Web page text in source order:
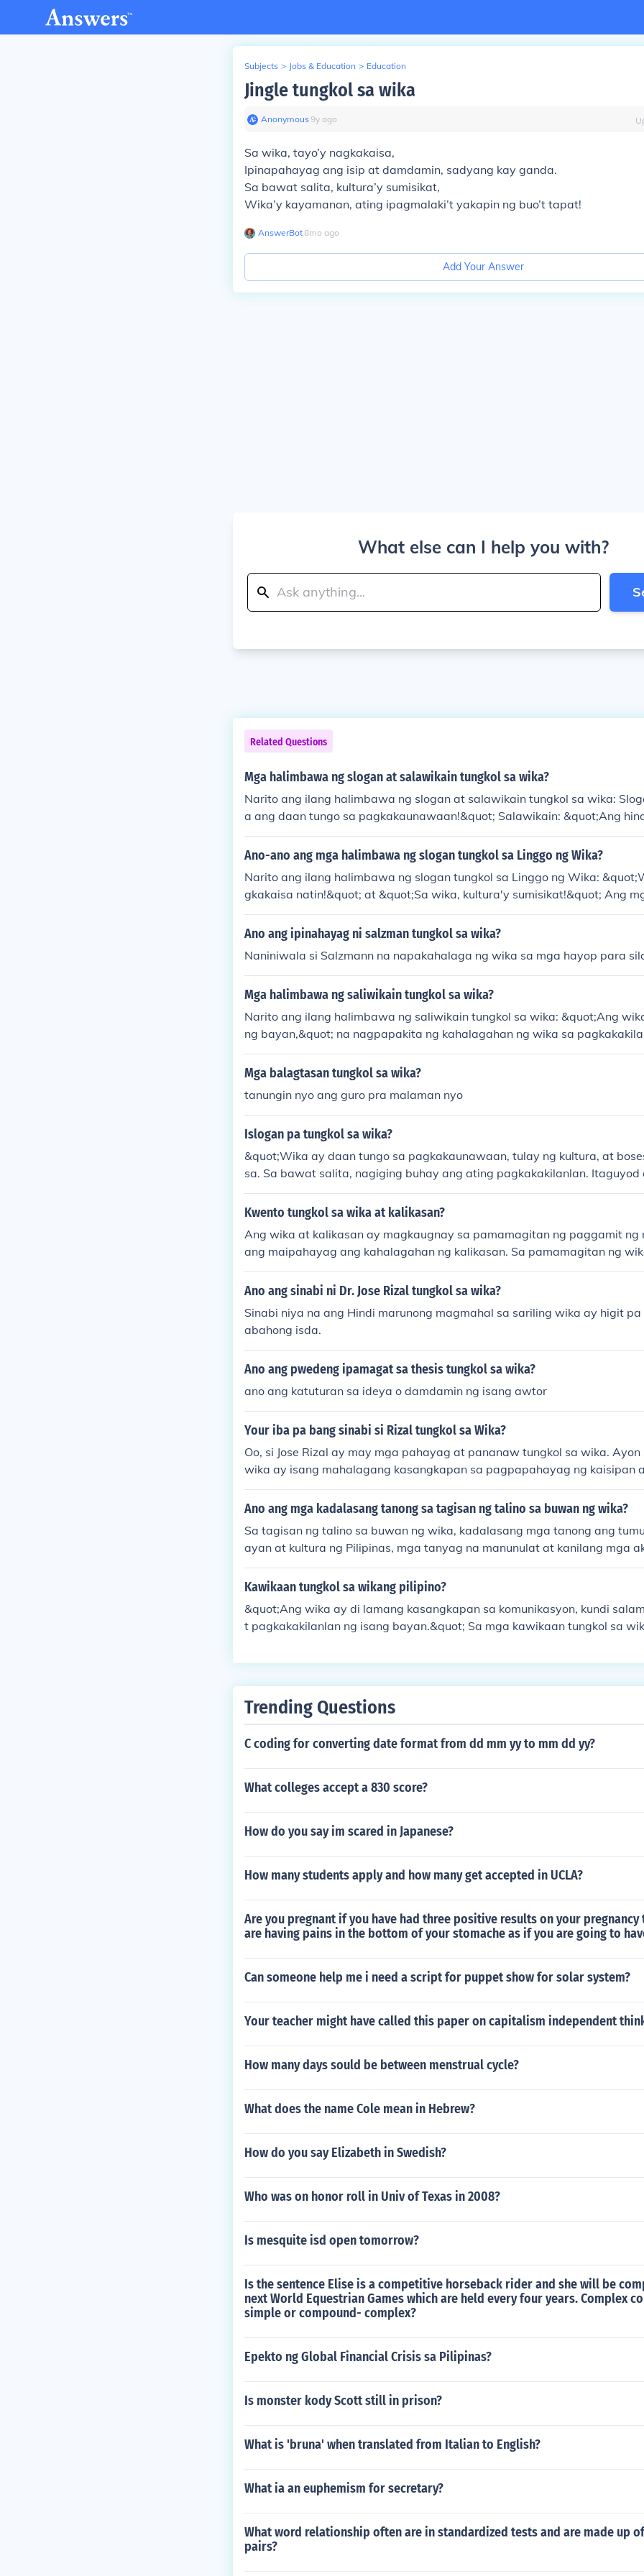
Subjects > Jobs & Education > Education
Jingle tungkol sa wika
Anonymous∙9y ago
Sa wika, tayo’y nagkakaisa,
Ipinapahayag ang isip at damdamin, sadyang kay ganda.
Sa bawat salita, kultura’y sumisikat,
Wika’y kayamanan, ating ipagmalaki’t yakapin ng buo’t tapat!
AnswerBot∙8mo ago
Add Your Answer
What else can I help you with?
Related Questions
Mga halimbawa ng slogan at salawikain tungkol sa wika?
Narito ang ilang halimbawa ng slogan at salawikain tungkol sa wika:
a ang daan tungo sa pagkakaunawaan!&quot; Salawikain: &quot;Ang
mingon sa pinanggalingan ay hindi makararating sa paroroonan.&quot;
nagpapakita ng kahalagahan ng wika sa pagkakaisa at pag-unawa sa
Ano-ano ang mga halimbawa ng slogan tungkol sa Linggo ng Wika?
Narito ang ilang halimbawa ng slogan tungkol sa Linggo ng Wika:
gkakaisa natin!&quot; at &quot;Sa wika, kultura'y sumisikat!&quot; Ang
o ay nagpapahayag ng kahalagahan ng wika sa ating identidad at
ga Pilipino. Ang Linggo ng Wika ay pagkakataon upang ipagmalaki ang
Ano ang ipinahayag ni salzman tungkol sa wika?
Naniniwala si Salzmann na napakahalaga ng wika sa mga hayop para
Mga halimbawa ng saliwikain tungkol sa wika?
Narito ang ilang halimbawa ng saliwikain tungkol sa wika: &quot;Ang
ng bayan,&quot; na nagpapakita ng kahalagahan ng wika sa
ipunan. Isa pang halimbawa ay &quot;Ang hindi marunong lumingon sa
ay hindi makararating sa paroroonan,&quot; na nag-uugnay sa
wika sa ating buhay at pagkatao.
Mga balagtasan tungkol sa wika?
tanungin nyo ang guro pra malaman nyo
Islogan pa tungkol sa wika?
&quot;Wika ay daan tungo sa pagkakaunawaan, tulay ng kultura, at
sa. Sa bawat salita, nagiging buhay ang ating pagkakakilanlan.
uyod ang pagkakaiba-iba!&quot;
Kwento tungkol sa wika at kalikasan?
Ang wika at kalikasan ay magkaugnay sa pamamagitan ng paggamit ng
ang maipahayag ang kahalagahan ng kalikasan. Sa pamamagitan ng
tayo ng pag-unawa at kahalagahan sa kalikasan, na nagbibigay daan
ga at pangangalaga sa ating kapaligiran. Mahalaga ang wika sa
y.
Ano ang sinabi ni Dr. Jose Rizal tungkol sa wika?
Sinabi niya na ang Hindi marunong magmahal sa sariling wika ay higit
abahong isda.
Ano ang pwedeng ipamagat sa thesis tungkol sa wika?
ano ang katuturan sa ideya o damdamin ng isang awtor
Your iba pa bang sinabi si Rizal tungkol sa Wika?
Oo, si Jose Rizal ay may mga pahayag at pananaw tungkol sa wika. Ayon
wika ay isang mahalagang kasangkapan sa pagpapahayag ng kaisipan
niwala siya na ang pag-unlad ng isang bansa ay nakasalalay sa pag-
ahalaga sa sariling wika. Sa kanyang mga akda, itinatampok niya ang
Ano ang mga kadalasang tanong sa tagisan ng talino sa buwan ng wika?
Sa tagisan ng talino sa buwan ng wika, kadalasang mga tanong ang
ayan at kultura ng Pilipinas, mga tanyag na manunulat at kanilang mga
ambansang simbolo tulad ng wika at watawat. Madalas ding isama ang
ngkol sa mga kasabihan, salawikain, at mga tanyag na awitin na may
ang impluwensya sa kultura ng Pilipinas.
Kawikaan tungkol sa wikang pilipino?
&quot;Ang wika ay di lamang kasangkapan sa komunikasyon, kundi
t pagkakakilanlan ng isang bayan.&quot; Sa mga kawikaan tungkol sa
yon at pagkakaisa. Ang paggamit at pagpapahalaga sa sariling wika ay
a ng pagkilala sa ating wika at kultura.
Trending Questions
C coding for converting date format from dd mm yy to mm dd yy?
What colleges accept a 830 score?
How do you say im scared in Japanese?
How many students apply and how many get accepted in UCLA?
Are you pregnant if you have had three positive results on your
are having pains in the bottom of your stomache as if you are going to
Can someone help me i need a script for puppet show for solar system?
Your teacher might have called this paper on capitalism independent
How many days sould be between menstrual cycle?
What does the name Cole mean in Hebrew?
How do you say Elizabeth in Swedish?
Who was on honor roll in Univ of Texas in 2008?
Is mesquite isd open tomorrow?
Is the sentence Elise is a competitive horseback rider and she will be
next World Equestrian Games which are held every four years. Complex
simple or compound- complex?
Epekto ng Global Financial Crisis sa Pilipinas?
Is monster kody Scott still in prison?
What is 'bruna' when translated from Italian to English?
What ia an euphemism for secretary?
What word relationship often are in standardized tests and are made up
pairs?